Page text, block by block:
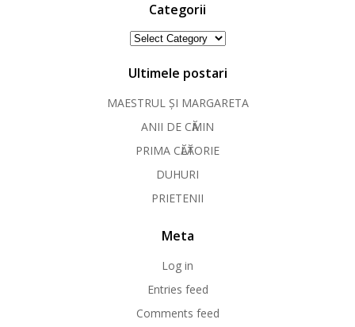
Categorii
Categorii
Ultimele postari
MAESTRUL ȘI MARGARETA
ANII DE CӐMIN
PRIMA CӐLӐTORIE
DUHURI
PRIETENII
Meta
Log in
Entries feed
Comments feed